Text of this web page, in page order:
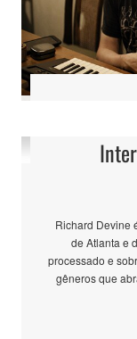
Richard Devine
de Atlanta e
processado e
gêneros que